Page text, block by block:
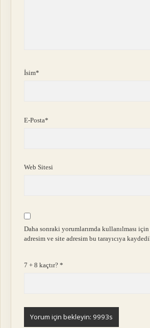
İsim*
E-Posta*
Web Sitesi
Daha sonraki yorumlarımda kullanılması için
adresim ve site adresim bu tarayıcıya
7 + 8 kaçtır?*